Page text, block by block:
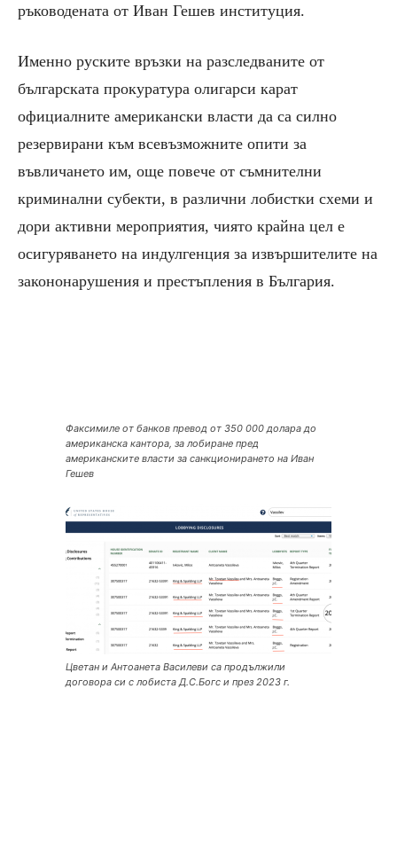
ръководената от Иван Гешев институция.
Именно руските връзки на разследваните от
българската прокуратура олигарси карат
официалните американски власти да са силно
резервирани към всевъзможните опити за
въвличането им, още повече от съмнителни
криминални субекти, в различни лобистки схеми и
дори активни мероприятия, чиято крайна цел е
осигуряването на индулгенция за извършителите на
закононарушения и престъпления в България.
Факсимиле от банков превод от 350 000 долара до
американска кантора, за лобиране пред
американските власти за санкционирането на Иван
Гешев
Цветан и Антоанета Василеви са продължили
договора си с лобиста Д.С.Богс и през 2023 г.